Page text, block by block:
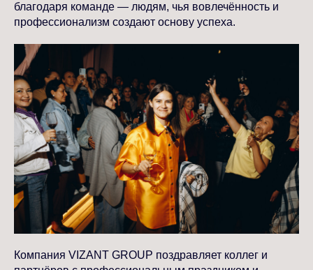
благодаря команде — людям, чья вовлечённость и
профессионализм создают основу успеха.
Компания VIZANT GROUP поздравляет коллег и